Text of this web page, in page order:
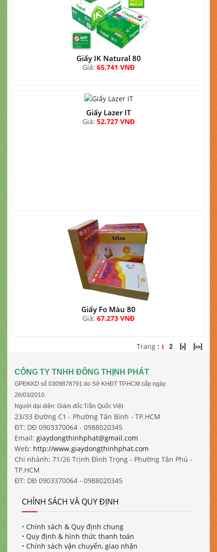
Giấy IK Natural 80
Giá: 65.741 VNĐ
Giấy Lazer IT
Giá: 52.727 VNĐ
Giấy Fo Màu 80
Giá: 67.273 VNĐ
Trang : 1 2 [>] [>>]
CÔNG TY TNHH ĐÔNG THỊNH PHÁT
GPĐKKD số 0309878791 do Sở KHĐT TP.HCM cấp ngày
26/03/2010
Người đại diện: Giám đốc Trần Quốc Việt
23/33 Đường C1 - Phường Tân Bình - TP.HCM
ĐT: DĐ 0903370064 - 0988020345
Email: giaydongthinhphat@gmail.com
Web: http://www.giaydongthinhphat.com
Chi nhánh: 71/26 Trịnh Đình Trọng - Phường Tân Phú -
TP.HCM
ĐT: DĐ 0903370064 - 0988020345
CHÍNH SÁCH VÀ QUY ĐỊNH
• Chính sách & Quy định chung
• Quy định & hình thức thanh toán
• Chính sách vận chuyển, giao nhận